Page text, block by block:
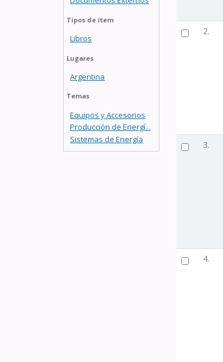
Tipos de ítem
Libros
Lugares
Argentina
Temas
Equipos y Accesorios
Producción de Energí...
Sistemas de Energía
2.
3.
4.